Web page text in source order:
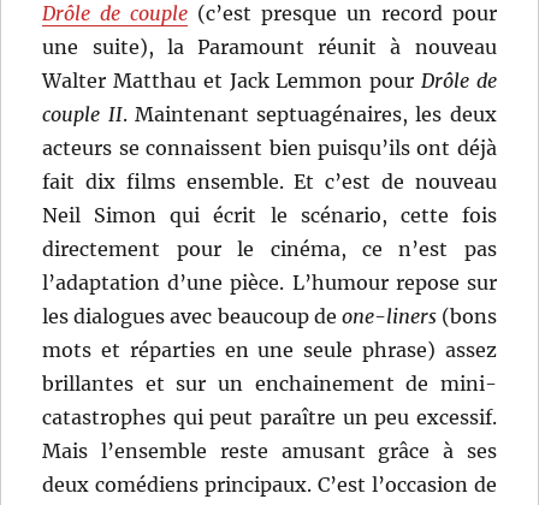
Drôle de couple (c’est presque un record pour
une suite), la Paramount réunit à nouveau
Walter Matthau et Jack Lemmon pour Drôle de
couple II. Maintenant septuagénaires, les deux
acteurs se connaissent bien puisqu’ils ont déjà
fait dix films ensemble. Et c’est de nouveau
Neil Simon qui écrit le scénario, cette fois
directement pour le cinéma, ce n’est pas
l’adaptation d’une pièce. L’humour repose sur
les dialogues avec beaucoup de one-liners(bons
mots et réparties en une seule phrase) assez
brillantes et sur un enchainement de mini-
catastrophes qui peut paraître un peu excessif.
Mais l’ensemble reste amusant grâce à ses
deux comédiens principaux. C’est l’occasion de